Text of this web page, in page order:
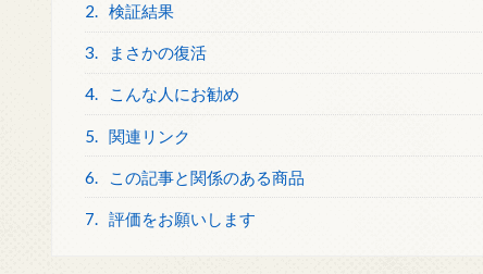
2. 検証結果
3. まさかの復活
4. こんな人にお勧め
5. 関連リンク
6. この記事と関係のある商品
7. 評価をお願いします